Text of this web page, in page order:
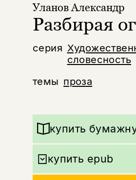
серия
словесность
темы проза
Уланов Александр
Разбирая
купить
купить epub